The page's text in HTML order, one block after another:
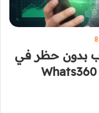
بدون حظر في
2026؟ الحلّ الكامل باستخدام Whats360